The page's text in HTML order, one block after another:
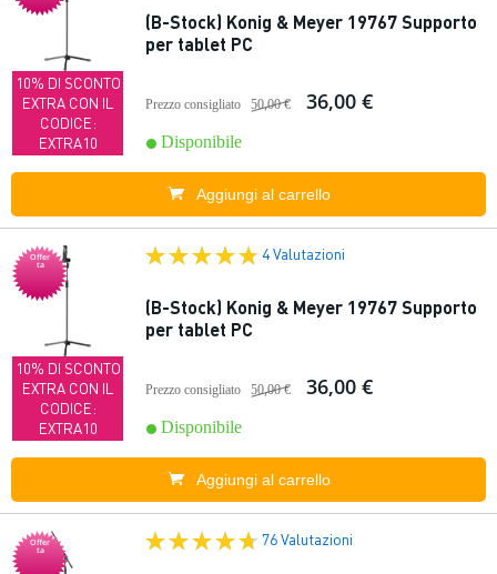
10% DI SCONTO
EXTRA CON IL
CODICE:
EXTRA10
(B-Stock) Konig & Meyer 19767 Supporto
per tablet PC
Prezzo consigliato 50,00 € 36,00 €
Disponibile
Aggiungi al carrello
Offer
ta
10% DI SCONTO
EXTRA CON IL
CODICE:
EXTRA10
4 Valutazioni
(B-Stock) Konig & Meyer 19767 Supporto
per tablet PC
Prezzo consigliato 50,00 € 36,00 €
Disponibile
Aggiungi al carrello
Offer
ta
76 Valutazioni